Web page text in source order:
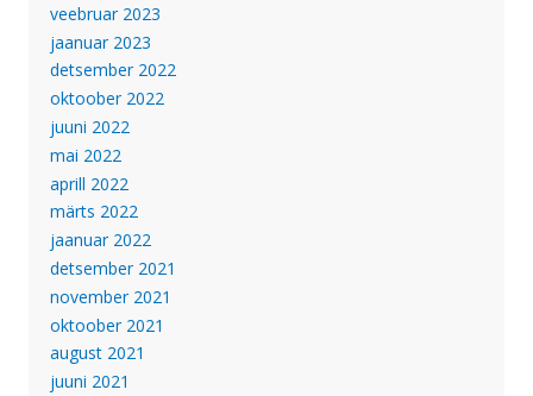
veebruar 2023
jaanuar 2023
detsember 2022
oktoober 2022
juuni 2022
mai 2022
aprill 2022
märts 2022
jaanuar 2022
detsember 2021
november 2021
oktoober 2021
august 2021
juuni 2021